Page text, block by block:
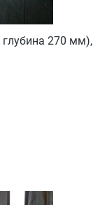
глубина 270 мм),